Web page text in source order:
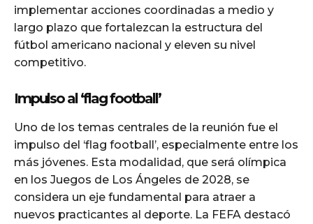
implementar acciones coordinadas a medio y
largo plazo que fortalezcan la estructura del
fútbol americano nacional y eleven su nivel
competitivo.
Impulso al ‘flag football’
Uno de los temas centrales de la reunión fue el
impulso del ‘flag football’, especialmente entre los
más jóvenes. Esta modalidad, que será olímpica
en los Juegos de Los Ángeles de 2028, se
considera un eje fundamental para atraer a
nuevos practicantes al deporte. La FEFA destacó